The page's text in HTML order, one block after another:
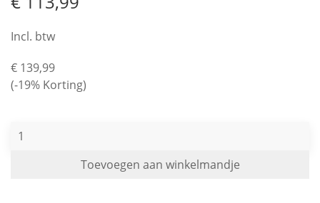
Incl. btw
€ 139,99
(-19% Korting)
Toevoegen aan winkelmandje